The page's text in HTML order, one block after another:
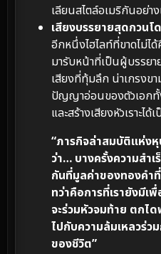
เลียนสไตล์อเมริกันอย่า
เสียงบรรยายสุดกวน
อีกหนึ่งไฮไลท์ที่ขาดไม่ไ
มารับหน้าที่เป็นผู้บรรย
เสียงที่ทุ้มลึก น่าเกรง
ปัญญาอ่อนของตัวเอกทั้
และสร้างเสียงหัวเราะได้
“ภารกิจล่าสมบัติแห่งหุ
ว่า… บางครั้งความสำ
กันที่มูลค่าของทองคำ
ทว่าคือการที่เรายังมี
จะร่วมหัวจมท้าย ตกได
ไปกับความล้มเหลวร่ว
ของชีวิต”